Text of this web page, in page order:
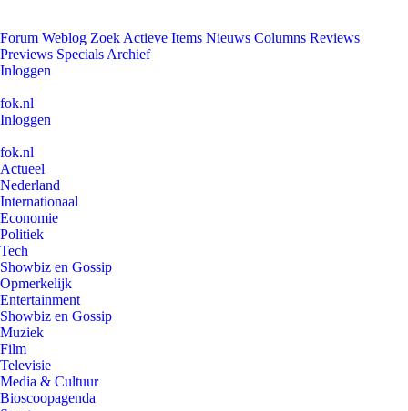
Forum Weblog Zoek Actieve Items Nieuws Columns Reviews
Previews Specials Archief
Inloggen
fok.nl
Inloggen
fok.nl
Actueel
Nederland
Internationaal
Economie
Politiek
Tech
Showbiz en Gossip
Opmerkelijk
Entertainment
Showbiz en Gossip
Muziek
Film
Televisie
Media & Cultuur
Bioscoopagenda